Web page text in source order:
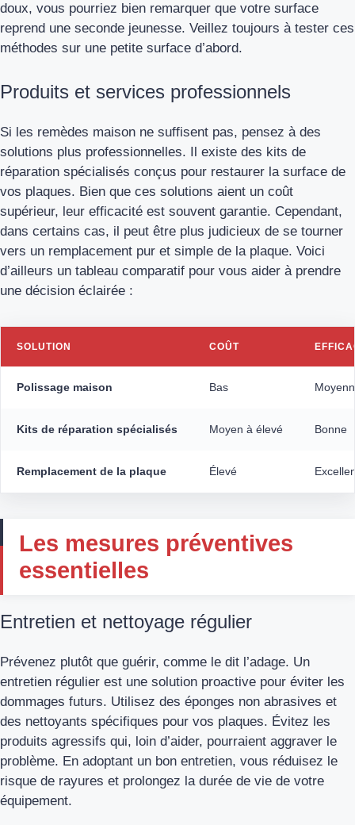
doux, vous pourriez bien remarquer que votre surface
reprend une seconde jeunesse. Veillez toujours à tester ces
méthodes sur une petite surface d’abord.
Produits et services professionnels
Si les remèdes maison ne suffisent pas, pensez à des
solutions plus professionnelles. Il existe des kits de
réparation spécialisés conçus pour restaurer la surface de
vos plaques. Bien que ces solutions aient un coût
supérieur, leur efficacité est souvent garantie. Cependant,
dans certains cas, il peut être plus judicieux de se tourner
vers un remplacement pur et simple de la plaque. Voici
d’ailleurs un tableau comparatif pour vous aider à prendre
une décision éclairée :
SOLUTION COÛT
Polissage maison Bas
Kits de réparation spécialisés Moyen à élevé Bonne
Remplacement de la plaque Élevé
Les mesures préventives
essentielles
Entretien et nettoyage régulier
Prévenez plutôt que guérir, comme le dit l’adage. Un
entretien régulier est une solution proactive pour éviter les
dommages futurs. Utilisez des éponges non abrasives et
des nettoyants spécifiques pour vos plaques. Évitez les
produits agressifs qui, loin d’aider, pourraient aggraver le
problème. En adoptant un bon entretien, vous réduisez le
risque de rayures et prolongez la durée de vie de votre
équipement.